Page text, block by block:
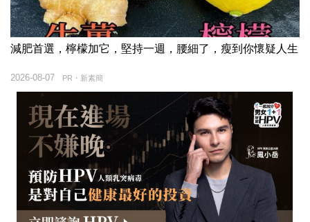
減肥首選，檸檬加它，堅持一週，腰細了，瘦到你懷疑人生
PR・新素簡
2026-08-07